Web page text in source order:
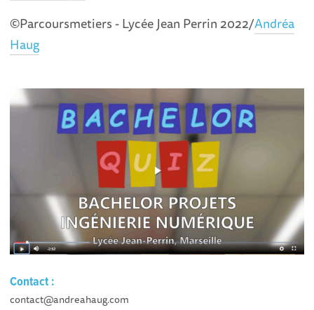
©Parcoursmetiers - Lycée Jean Perrin 2022/Andréa
Haug
Contact :
contact@andreahaug.com